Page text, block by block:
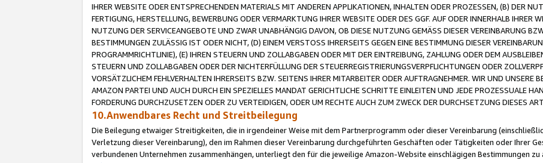
IHRER WEBSITE ODER ENTSPRECHENDEN MATERIALS MIT ANDEREN APPLIKATIONEN, INHALTEN ODER PROZESSEN, (B) DER
FERTIGUNG, HERSTELLUNG, BEWERBUNG ODER VERMARKTUNG IHRER WEBSITE ODER DES GGF. AUF ODER INNERHALB IHRER
NUTZUNG DER SERVICEANGEBOTE UND ZWAR UNABHÄNGIG DAVON, OB DIESE NUTZUNG GEMÄSS DIESER VEREINBARUNG
BESTIMMUNGEN ZULÄSSIG IST ODER NICHT, (D) EINEM VERSTOSS IHRERSEITS GEGEN EINE BESTIMMUNG DIESER
PROGRAMMRICHTLINIE), (E) IHREN STEUERN UND ZOLLABGABEN ODER MIT DER EINTREIBUNG, ZAHLUNG ODER DEM
STEUERN UND ZOLLABGABEN ODER DER NICHTERFÜLLUNG DER STEUERREGISTRIERUNGSVERPFLICHTUNGEN ODER
VORSÄTZLICHEM FEHLVERHALTEN IHRERSEITS BZW. SEITENS IHRER MITARBEITER ODER AUFTRAGNEHMER. WIR UND UNSERE
AMAZON PARTEI UND AUCH DURCH EIN SPEZIELLES MANDAT GERICHTLICHE SCHRITTE EINLEITEN UND JEDE PROZESSUALE
FORDERUNG DURCHZUSETZEN ODER ZU VERTEIDIGEN, ODER UM RECHTE AUCH ZUM ZWECK DER DURCHSETZUNG DIESES
10.Anwendbares Recht und Streitbeilegung
Die Beilegung etwaiger Streitigkeiten, die in irgendeiner Weise mit dem Partnerprogramm oder dieser Vereinbarung
Verletzung dieser Vereinbarung), den im Rahmen dieser Vereinbarung durchgeführten Geschäften oder Tätigkeiten oder Ihrer
verbundenen Unternehmen zusammenhängen, unterliegt den für die jeweilige Amazon-Website einschlägigen Bestimmungen